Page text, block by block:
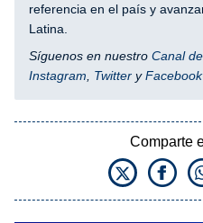
referencia en el país y
Latina.
Síguenos en nuestro Canal
Instagram
Twitter yFacebook
Comparte